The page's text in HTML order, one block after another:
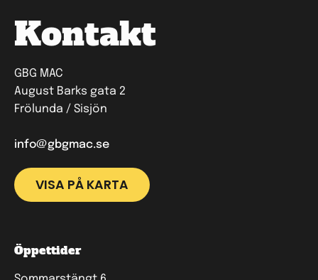
Kontakt
GBG MAC
August Barks gata 2
Frölunda / Sisjön
info@gbgmac.se
VISA PÅ KARTA
Öppettider